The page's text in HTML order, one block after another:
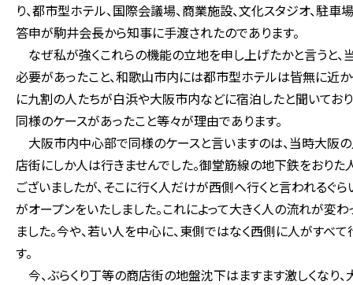
り、都市型ホテル、国際会議場、商業施設、文化スタジオ、駐
答申が駒井会長から知事に手渡されたのであります。
なぜ私が強くこれらの機能の立地を申し上げたかと言うと
必要があったこと、和歌山市内には都市型ホテルは皆無に近
に九割の人たちが白浜や大阪市内などに宿泊したと聞いてお
同様のケースがあったこと等々が理由であります。
大阪市内中心部で同様のケースと言いますのは、当時大阪
店街にしか人は行きませんでした。御堂筋線の地下鉄をおり
ございましたが、そこに行く人だけが西側へ行くと言われるぐ
がオープンをいたしました。これによって大きく人の流れが変
ました。今や、若い人を中心に、東側ではなく西側に人がすべ
す。
今、ぶらくり丁等の商店街の地盤沈下はますます激しくなり